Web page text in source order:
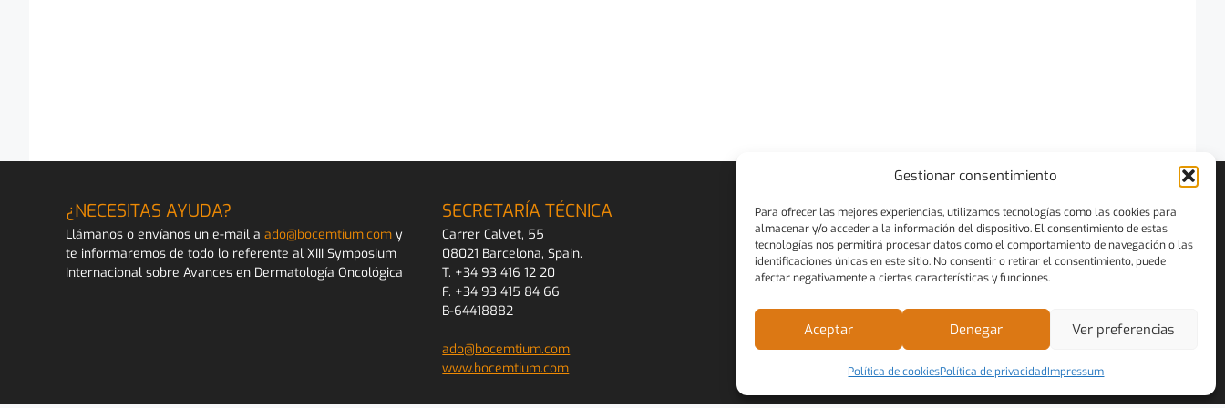
Gestionar consentimiento
Para ofrecer las mejores experiencias, utilizamos tecnologías como las cookies para
almacenar y/o acceder a la información del dispositivo. El consentimiento de estas
tecnologías nos permitirá procesar datos como el comportamiento de navegación o las
identificaciones únicas en este sitio. No consentir o retirar el consentimiento, puede
afectar negativamente a ciertas características y funciones.
Aceptar Denegar Ver preferencias
Política de cookiesPolítica de privacidadImpressum
¿NECESITAS AYUDA?
Llámanos o envíanos un e-mail a ado@bocemtium.com y
te informaremos de todo lo referente al XIII Symposium
Internacional sobre Avances en Dermatología Oncológica
SECRETARÍA TÉCNICA
Carrer Calvet, 55
08021 Barcelona, Spain.
T. +34 93 416 12 20
F. +34 93 415 84 66
B-64418882
ado@bocemtium.com
www.bocemtium.com
ENLACES
Política de Cookies
Política de Privacidad
Términos y Condiciones
Política de devolución y cancelación
Código de Conducta
Sostenibilidad